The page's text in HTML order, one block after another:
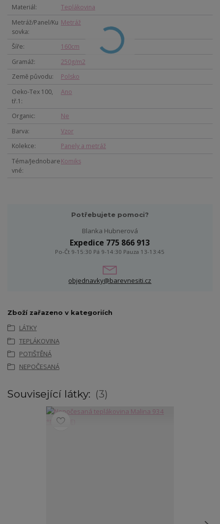
Materiál
Teplákovina
Metráž/Panel/Ku
sovka
Metráž
Šíře
160cm
Gramáž
250g/m2
Země původu
Polsko
Oeko-Tex 100,
tř.1
Ano
Organic
Ne
Barva
Vzor
Kolekce
Panely a metráž
Téma/Jednobare
vné
Komiks
Potřebujete pomoci?
Blanka Hubnerová
Expedice 775 866 913
Po-Čt 9-15:30 Pá 9-14:30 Pauza 13-13:45
objednavky@barevnesiti.cz
Zboží zařazeno v kategoriích
LÁTKY
TEPLÁKOVINA
POTIŠTĚNÁ
NEPOČESANÁ
Související látky: 3